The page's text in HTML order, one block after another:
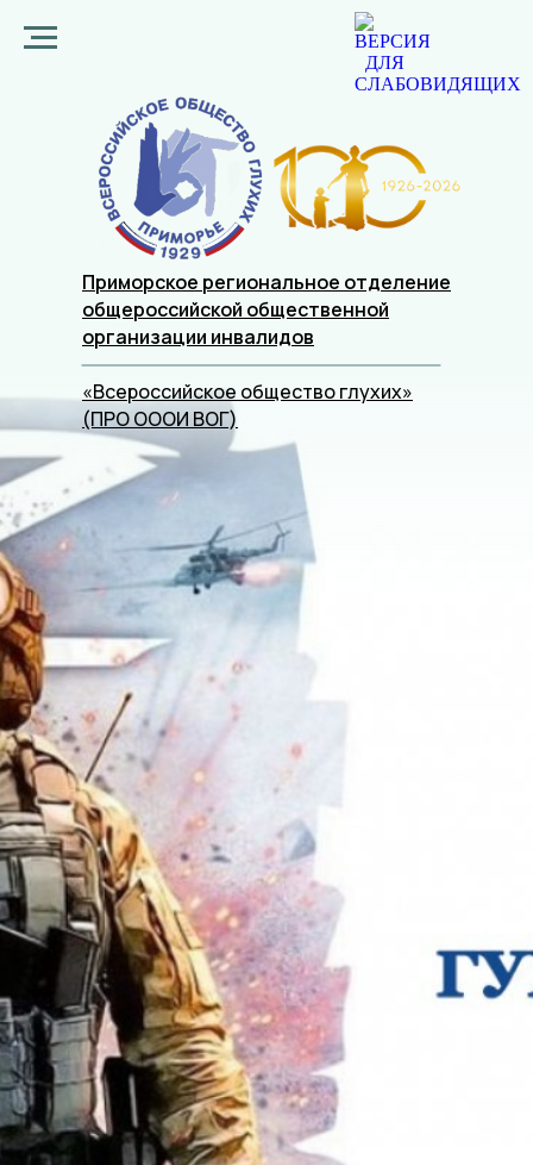
Приморское региональное отделение
общероссийской общественной
организации инвалидов
«Всероссийское общество глухих»
(ПРО ОООИ ВОГ)